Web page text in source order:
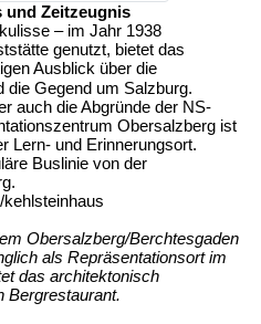
und Zeitzeugnis
– im Jahr 1938
genutzt, bietet das
Ausblick über die
die Gegend um Salzburg.
auch die Abgründe der NS-
Obersalzberg ist
Lern- und Erinnerungsort.
Buslinie von der
Obersalzberg/Berchtesgaden
als Repräsentationsort im
das architektonisch
Bergrestaurant.